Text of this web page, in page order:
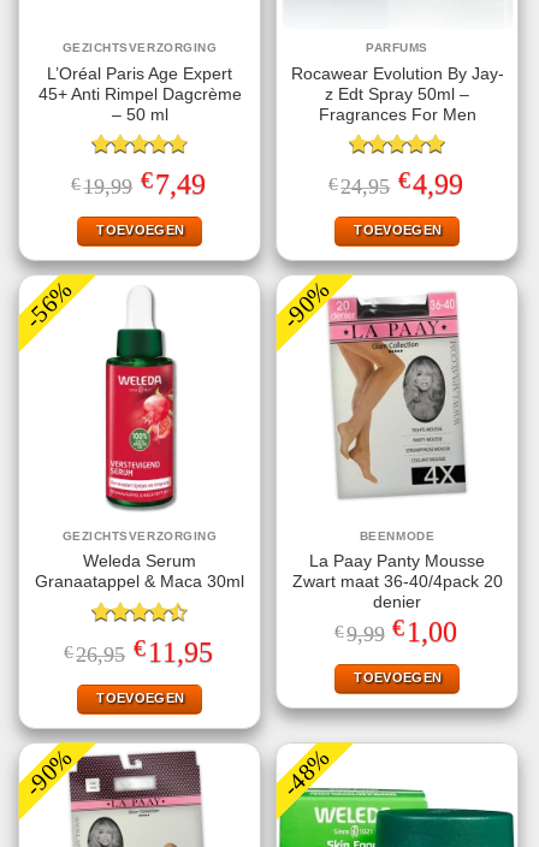
GEZICHTSVERZORGING
L’Oréal Paris Age Expert
45+ Anti Rimpel Dagcrème
– 50 ml
Gewaardeerd
4.80uit 5
€19,99 Oorspronkelijke
prijs
was:
€19,99.
€7,49Huidige
prijs
TOEVOEGEN
PARFUMS
Rocawear Evolution By Jay-
z Edt Spray 50ml –
Fragrances For Men
Gewaardeerd
5.00uit 5
€24,95 Oorspronkelijke
prijs
was:
€24,95.
€4,99Huidige
prijs
TOEVOEGEN
-56%
GEZICHTSVERZORGING
Weleda Serum
Granaatappel & Maca 30ml
Gewaardeerd
4.50uit 5
€26,95 Oorspronkelijke
prijs
was:
€26,95.
€11,95prijs
TOEVOEGEN
-90%
BEENMODE
La Paay Panty Mousse
Zwart maat 36-40/4pack 20
denier
€9,99 Oorspronkelijke
prijs
was:
€9,99.
€1,00
is:
€1,00.
TOEVOEGEN
-90% -48%